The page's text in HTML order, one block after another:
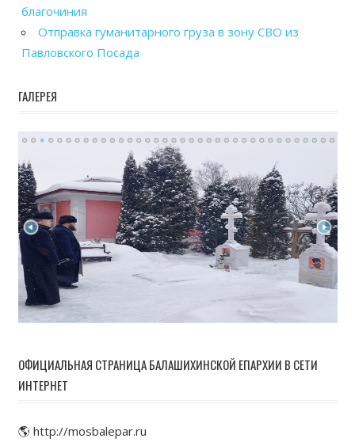
благочиния
Отправка гуманитарного груза в зону СВО из
Павловского Посада
ГАЛЕРЕЯ
ОФИЦИАЛЬНАЯ СТРАНИЦА БАЛАШИХИНСКОЙ ЕПАРХИИ В СЕТИ
ИНТЕРНЕТ
🌎 http://mosbalepar.ru